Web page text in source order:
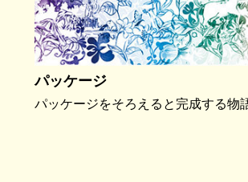
パッケージ
パッケージをそろえると完成する物